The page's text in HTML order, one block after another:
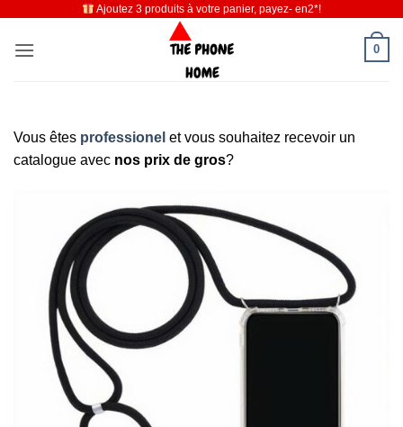
contenu
Ajoutez 3 produits à votre panier, payez- en2*!
0
Vous êtes professionel et vous souhaitez recevoir un
catalogue avec nos prix de gros?